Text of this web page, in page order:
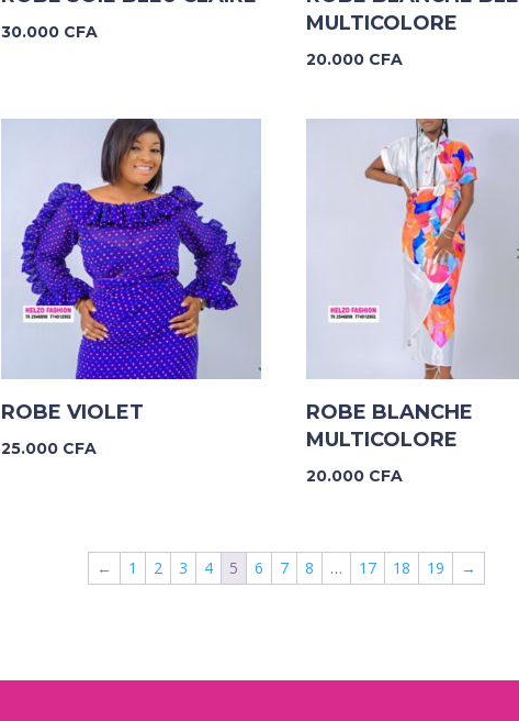
30.000 CFA
MULTICOLORE
20.000 CFA
ROBE VIOLET
25.000 CFA
ROBE BLANCHE
MULTICOLORE
20.000 CFA
← 1 2 3 4 5 6 7 8 … 17 18 19 →